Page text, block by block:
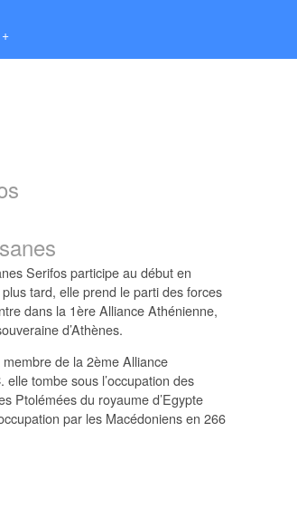
+
Serifos participe au début en
tard, elle prend le parti des forces
dans la 1ère Alliance Athénienne,
d’Athènes.
de la 2ème Alliance
tombe sous l’occupation des
Ptolémées du royaume d’Egypte
par les Macédoniens en 266